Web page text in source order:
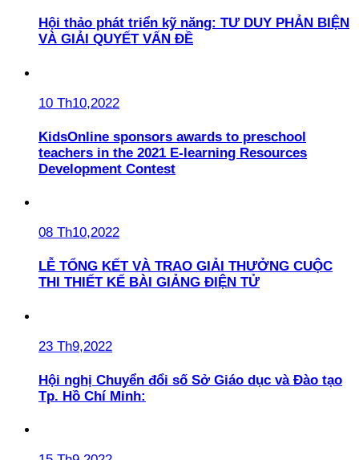
Hội thảo phát triển kỹ năng: TƯ DUY PHẢN BIỆN
VÀ GIẢI QUYẾT VẤN ĐỀ
10 Th10,2022
KidsOnline sponsors awards to preschool
teachers in the 2021 E-learning Resources
Development Contest
08 Th10,2022
LỄ TỔNG KẾT VÀ TRAO GIẢI THƯỞNG CUỘC
THI THIẾT KẾ BÀI GIẢNG ĐIỆN TỬ
23 Th9,2022
Hội nghị Chuyển đổi số Sở Giáo dục và Đào tạo
Tp. Hồ Chí Minh: